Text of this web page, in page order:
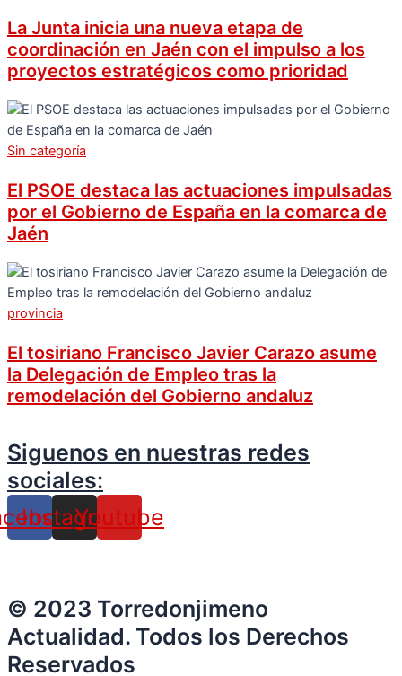
La Junta inicia una nueva etapa de
coordinación en Jaén con el impulso a los
proyectos estratégicos como prioridad
Sin categoría
El PSOE destaca las actuaciones impulsadas
por el Gobierno de España en la comarca de
Jaén
provincia
El tosiriano Francisco Javier Carazo asume
la Delegación de Empleo tras la
remodelación del Gobierno andaluz
Siguenos en nuestras redes
sociales:
Instagram
Youtube
© 2023 Torredonjimeno
Actualidad. Todos los Derechos
Reservados